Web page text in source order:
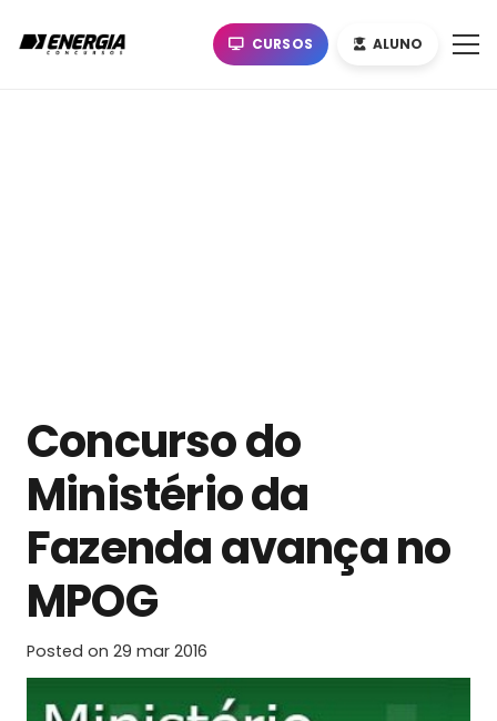
CURSOS ALUNO
Concurso do
Ministério da
Fazenda avança no
MPOG
Posted on 29 mar 2016